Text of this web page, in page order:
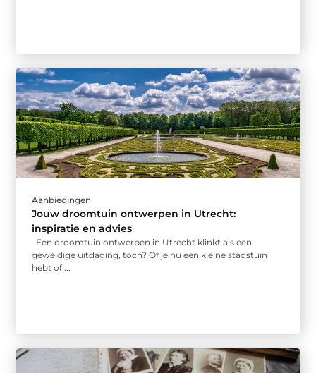
Aanbiedingen
Jouw droomtuin ontwerpen in Utrecht:
inspiratie en advies
Een droomtuin ontwerpen in Utrecht klinkt als een
geweldige uitdaging, toch? Of je nu een kleine stadstuin
hebt of ...